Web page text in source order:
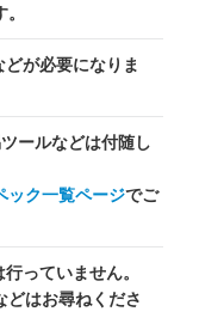
が必要になりま
ールなどは付随し
ック一覧ページでご
っていません。
どはお尋ねくださ